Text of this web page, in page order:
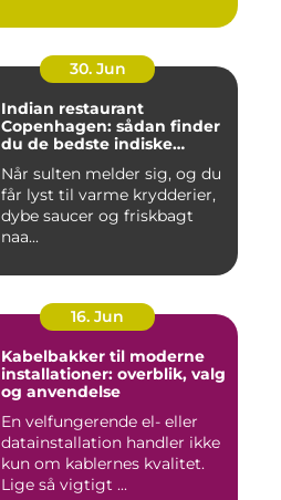
30. Jun
Indian restaurant
Copenhagen: sådan finder
du de bedste indiske
Når sulten melder sig, og du
får lyst til varme krydderier,
dybe saucer og friskbagt
naa...
16. Jun
Kabelbakker til moderne
installationer: overblik, valg
og anvendelse
En velfungerende el- eller
datainstallation handler ikke
kun om kablernes kvalitet.
Lige så vigtigt ...